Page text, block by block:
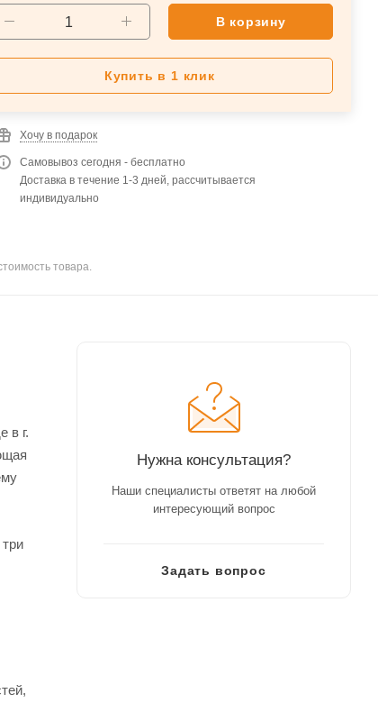
В корзину
Купить в 1 клик
Хочу в подарок
Самовывоз сегодня - бесплатно
Доставка в течение 1-3 дней, рассчитывается
индивидуально
товара.
в г.
Нужна консультация?
Наши специалисты ответят на любой
интересующий вопрос
Задать вопрос